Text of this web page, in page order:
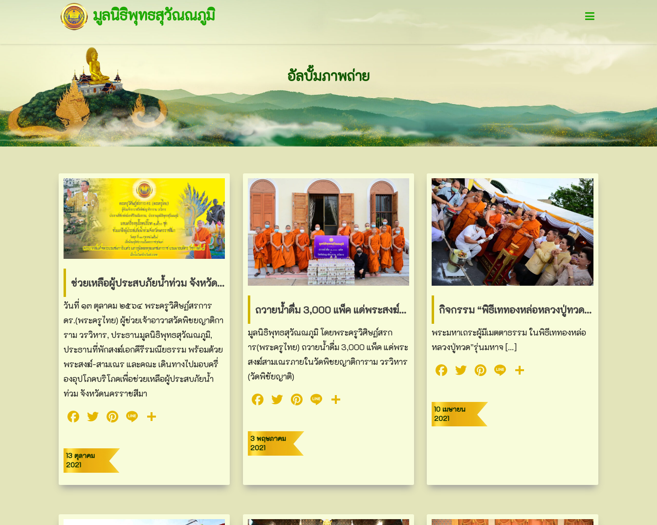
มูลนิธิพุทธสุวัณณภูมิ
อัลบั้มภาพถ่าย
ช่วยเหลือผู้ประสบภัยน้ำท่วม จังหวัดนครราชสีมา อุทิศถวายเป็นพระราชกุศลแด่ ร.9
วันที่ ๑๓ ตุลาคม ๒๕๖๔ พระครูวิศิษฏ์สรการ
ดร.(พระครูไทย) ผู้ช่วยเจ้าอาวาสวัดพิชยญาติกา
ราม วรวิหาร, ประธานมูลนิธิพุทธสุวัณณภูมิ,
ประธานที่พักสงฆ์เอกคีรีรมณียธรรม พร้อมด้วย
พระสงฆ์-สามเณร และคณะ เดินทางไปมอบครื่
องอุปโภคบริโภคเพื่อช่วยเหลือผู้ประสบภัยน้ำ
ท่วม จังหวัดนครราชสีมา
Facebook
Twitter
Pinterest
Line
13 ตุลาคม
2021
ถวายน้ำดื่ม 3,000 แพ็ค แด่พระสงฆ์สามเณร ภายในวัดพิชยญาติการาม วรวิหาร
มูลนิธิพุทธสุวัณณภูมิ โดยพระครูวิศิษฏ์สรก
าร(พระครูไทย) ถวายน้ำดื่ม 3,000 แพ็ค แด่พระ
สงฆ์สามเณรภายในวัดพิชยญาติการาม วรวิหาร
(วัดพิชัยญาติ)
Facebook
Twitter
Pinterest
Line
3 พฤษภาคม
2021
กิจกรรม “พิธีเททองหล่อหลวงปู่ทวด”รุ่นมหาจักรพรรดิ” ในวันอังคาร ที่ ๖ เมษายน ๒๕๖๔ เวลา ๑๗.๐๐น.
พระมหาเถระผู้มีเมตตาธรรม ในพิธีเททองหล่อ
หลวงปู่ทวด”รุ่นมหาจ […]
Facebook
Twitter
Pinterest
Line
10 เมษายน
2021